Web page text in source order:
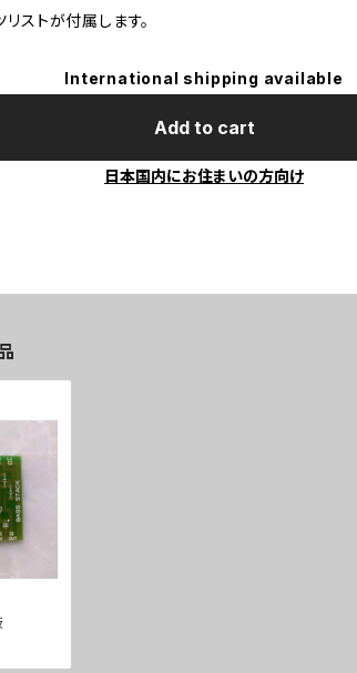
ストが付属します。
International shipping available
Add to cart
日本国内にお住まいの方向け